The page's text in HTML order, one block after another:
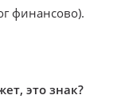
финансово).
это знак?